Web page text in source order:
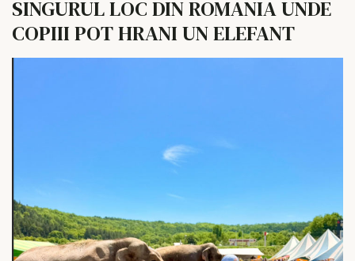
SINGURUL LOC DIN ROMANIA UNDE
COPIII POT HRANI UN ELEFANT